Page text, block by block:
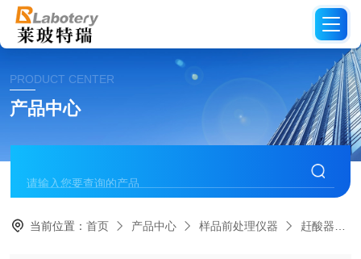
PRODUCT CENTER
产品中心
当前位置：首页 产品中心 样品前处理仪器 赶酸器